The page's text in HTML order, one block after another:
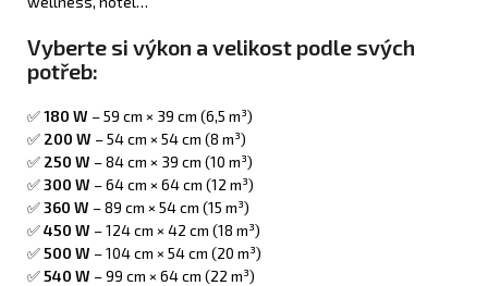
Vyberte si výkon a velikost podle svých
potřeb:
✅180 W – 59 cm × 39 cm (6,5 m³)
✅ 200 W – 54 cm × 54 cm (8 m³)
✅ 250 W – 84 cm × 39 cm (10 m³)
✅300 W – 64 cm × 64 cm (12 m³)
✅360 W – 89 cm × 54 cm (15 m³)
✅450 W – 124 cm × 42 cm (18 m³)
✅500 W – 104 cm × 54 cm (20 m³)
✅540 W – 99 cm × 64 cm (22 m³)